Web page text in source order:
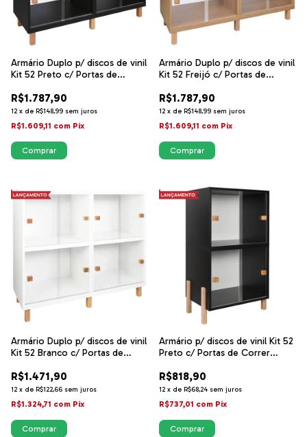
Armário Duplo p/ discos de vinil
Kit 52 Preto c/ Portas de
R$1.787,90
12 x de R$148,99 sem juros
R$1.609,11 com Pix
Armário Duplo p/ discos de vinil
Kit 52 Freijó c/ Portas de
R$1.787,90
12 x de R$148,99 sem juros
R$1.609,11 com Pix
Armário Duplo p/ discos de vinil
Kit 52 Branco c/ Portas de
R$1.471,90
12 x de R$122,66 sem juros
R$1.324,71 com Pix
Armário p/ discos de vinil Kit 52
Preto c/ Portas de Correr
R$818,90
12 x de R$68,24 sem juros
R$737,01 com Pix